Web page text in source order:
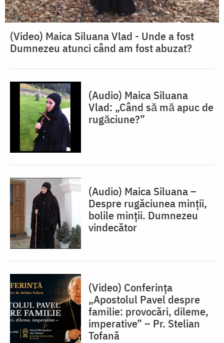
(Video) Maica Siluana Vlad - Unde a fost
Dumnezeu atunci când am fost abuzat?
(Audio) Maica Siluana
Vlad: „Când să mă apuc de
rugăciune?”
(Audio) Maica Siluana –
Despre rugăciunea minții,
bolile minții. Dumnezeu
vindecător
(Video) Conferința
„Apostolul Pavel despre
familie: provocări, dileme,
imperative” – Pr. Stelian
Tofană